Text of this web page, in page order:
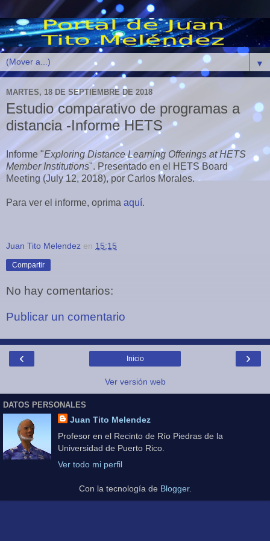
▼
MARTES, 18 DE SEPTIEMBRE DE 2018
Estudio comparativo de programas a
distancia -Informe HETS
Informe "Exploring Distance Learning Offerings at HETS
Member Institutions". Presentado en el HETS Board
Meeting (July 12, 2018), por Carlos Morales.
Para ver el informe, oprima aquí.
Juan Tito Melendez en 15:15
Compartir
No hay comentarios:
Publicar un comentario
‹ ›
Inicio
Ver versión web
DATOS PERSONALES
Juan Tito Melendez
Profesor en el Recinto de Río Piedras de la
Universidad de Puerto Rico.
Ver todo mi perfil
Con la tecnología de Blogger.